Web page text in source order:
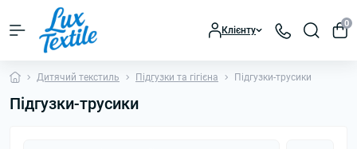
Клієнту
0
Дитячий текстиль Підгузки та гігієна Підгузки-трусики
Підгузки-трусики